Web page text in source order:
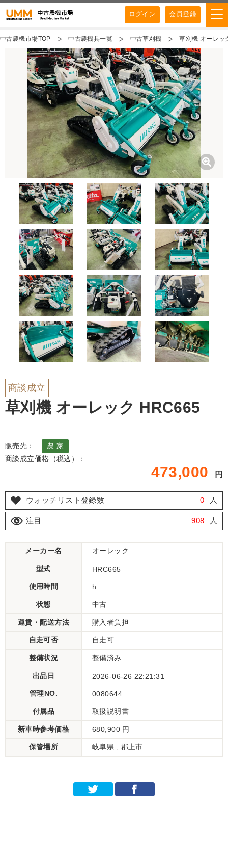
ログイン 会員登録
中古農機市場TOP 中古農機具一覧 中古草刈機 草刈機 オーレッ
商談成立
草刈機 オーレック HRC665
販売先：
農 家
商談成立価格（税込）：
473,000 円
ウォッチリスト登録数 0 人
注目 908 人
メーカー名 オーレック
型式 HRC665
使用時間 h
状態 中古
運賃・配送方法 購入者負担
自走可否 自走可
整備状況 整備済み
出品日 2026-06-26 22:21:31
管理NO. 0080644
付属品 取扱説明書
新車時参考価格 680,900 円
保管場所 岐阜県 , 郡上市